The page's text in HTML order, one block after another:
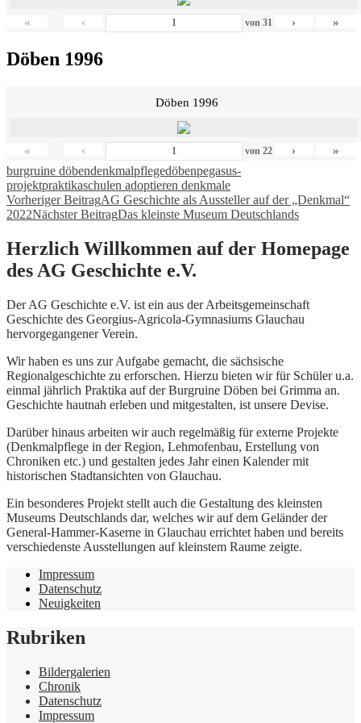
« ‹ von 31 › »
Döben 1996
Döben 1996
« ‹ von 22 › »
burgruine döbendenkmalpflegedöbenpegasus-
projektpraktikaschulen adoptieren denkmale
Beitragsnavigation
Vorheriger BeitragAG Geschichte als Aussteller auf der „Denkmal“
2022Nächster BeitragDas kleinste Museum Deutschlands
Herzlich Willkommen auf der Homepage
des AG Geschichte e.V.
Der AG Geschichte e.V. ist ein aus der Arbeitsgemeinschaft
Geschichte des Georgius-Agricola-Gymnasiums Glauchau
hervorgegangener Verein.
Wir haben es uns zur Aufgabe gemacht, die sächsische
Regionalgeschichte zu erforschen. Hierzu bieten wir für Schüler u.a.
einmal jährlich Praktika auf der Burgruine Döben bei Grimma an.
Geschichte hautnah erleben und mitgestalten, ist unsere Devise.
Darüber hinaus arbeiten wir auch regelmäßig für externe Projekte
(Denkmalpflege in der Region, Lehmofenbau, Erstellung von
Chroniken etc.) und gestalten jedes Jahr einen Kalender mit
historischen Stadtansichten von Glauchau.
Ein besonderes Projekt stellt auch die Gestaltung des kleinsten
Museums Deutschlands dar, welches wir auf dem Geländer der
General-Hammer-Kaserne in Glauchau errichtet haben und bereits
verschiedenste Ausstellungen auf kleinstem Raume zeigte.
Impressum
Datenschutz
Neuigkeiten
Rubriken
Bildergalerien
Chronik
Datenschutz
Impressum